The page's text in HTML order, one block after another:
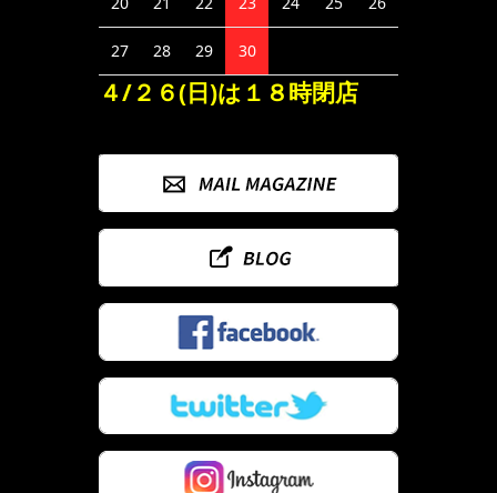
27 28 29 30
４/２６(日)は１８時閉店